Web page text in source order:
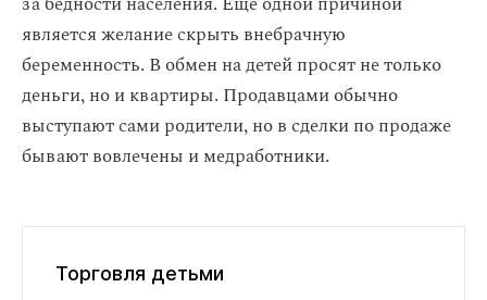
является желание скрыть внебрачную
беременность. В обмен на детей просят не только
деньги, но и квартиры. Продавцами обычно
выступают сами родители, но в сделки по продаже
бывают вовлечены и медработники.
Торговля детьми